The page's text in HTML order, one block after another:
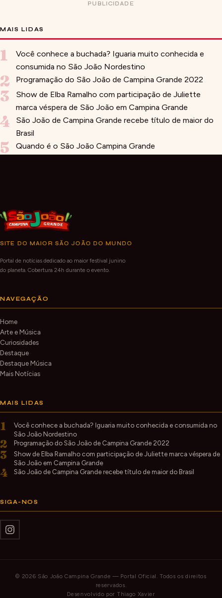
PUBLICIDADE
MAIS LIDAS
1
Você conhece a buchada? Iguaria muito conhecida e
consumida no São João Nordestino
2 Programação do São João de Campina Grande 2022
3
Show de Elba Ramalho com participação de Juliette
marca véspera de São João em Campina Grande
4
São João de Campina Grande recebe título de maior do
Brasil
5 Quando é o São João Campina Grande
SITE DO MAIOR SÃO JOÃO DO MUNDO
Portal de notícias dedicado ao maior festival junino
do planeta. Cobertura 24h durante o evento.
NAVEGAÇÃO
Home
Arte e Música
Curiosidades
Destaque
Destaque Música
Mais Notícias
MAIS LIDAS
1
Você conhece a buchada? Iguaria muito conhecida e consumida no
São João Nordestino
2 Programação do São João de Campina Grande 2022
3
Show de Elba Ramalho com participação de Juliette marca véspera de
São João em Campina Grande
4 São João de Campina Grande recebe título de maior do Brasil
SIGA-NOS
© 2026 São João Campina Grande — Portal Oficial. Todos os direitos
reservados.
Desenvolvido por Thiago Xavier